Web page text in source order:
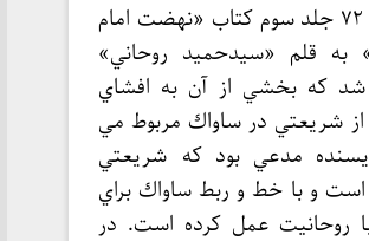
در سال ۷۲ جلد سوم كتاب «نهضت امام
به قلم «سيدحميد روحاني»
كه بخشي از آن به افشاي
از شريعتي در ساواك مربوط مي
مدعي بود كه شريعتي
و با خط و ربط ساواك براي
با روحانيت عمل كرده است. در